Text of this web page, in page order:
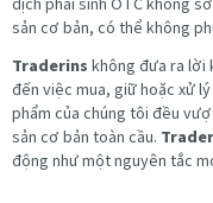
dịch phái sinh OTC không
sản cơ bản, có thể không
Traderins không đưa ra lời
đến việc mua, giữ hoặc xử
phẩm của chúng tôi đều
sản cơ bản toàn cầu.
động như một nguyên tắc